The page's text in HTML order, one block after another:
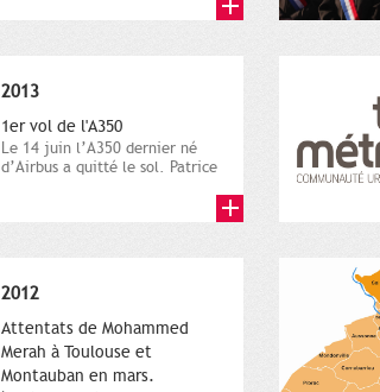
2013
1er vol de l'A350
Le 14 juin l’A350 dernier né
d’Airbus a quitté le sol. Patrice
2012
Attentats de Mohammed
Merah à Toulouse et
Montauban en mars.